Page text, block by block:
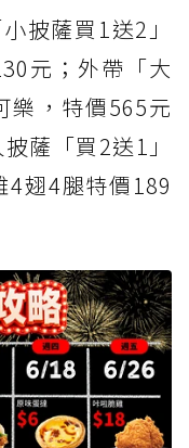
披薩買1送2」
元；外帶「大
樂，特價565元
薩「買2送1」
4翅4腿特價189